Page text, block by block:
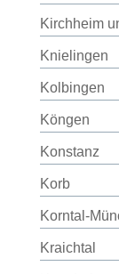
Kirchheim
Knielingen
Kolbingen
Köngen
Konstanz
Korb
Korntal-
Kraichtal